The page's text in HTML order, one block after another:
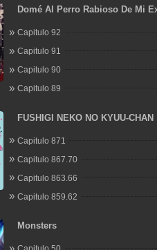
Domé Al Perro Rabioso De Mi
Capitulo 92
Capitulo 91
Capitulo 90
Capitulo 89
FUSHIGI NEKO NO KYUU-CHAN
Capitulo 871
Capitulo 867.70
Capitulo 863.66
Capitulo 859.62
Monsters